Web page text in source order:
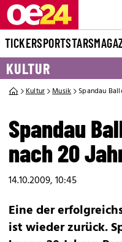
TICKERSPORTSTARS
KULTUR
Kultur Musik Spandau
Spandau
nach 20
14.10.2009, 10:45
Eine der
ist wieder zurück.